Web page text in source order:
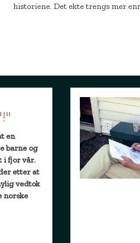
historiene. Det ekte trengs mer
en
barne og
i fjor vår.
etter at
vedtok
norske